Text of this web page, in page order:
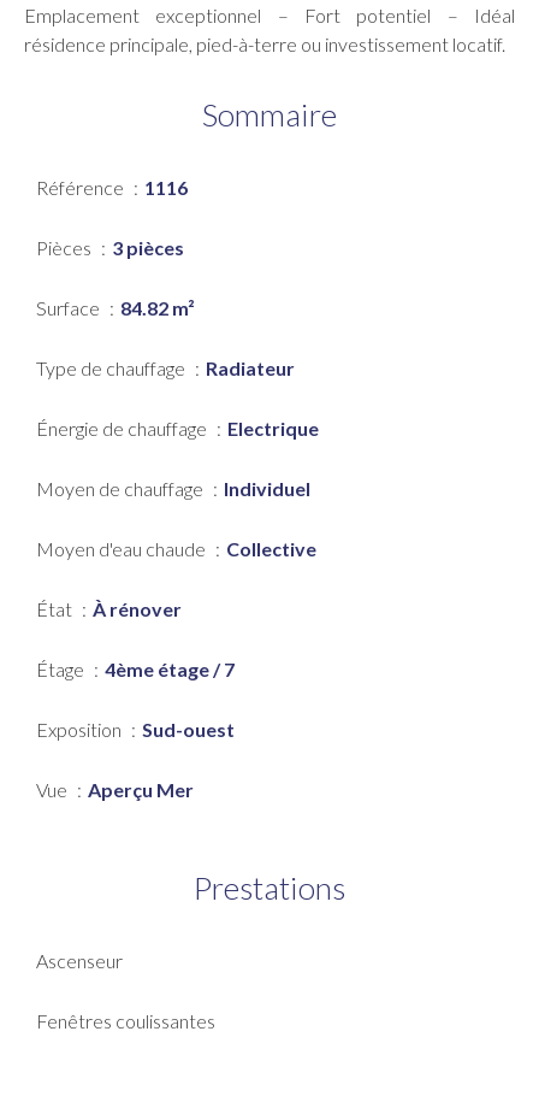
Emplacement exceptionnel – Fort potentiel – Idéal
résidence principale, pied-à-terre ou investissement locatif.
Sommaire
Référence 1116
Pièces 3 pièces
Surface 84.82 m²
Type de chauffage Radiateur
Énergie de chauffage Electrique
Moyen de chauffage Individuel
Moyen d'eau chaude Collective
État À rénover
Étage 4ème étage / 7
Exposition Sud-ouest
Vue Aperçu Mer
Prestations
Ascenseur
Fenêtres coulissantes